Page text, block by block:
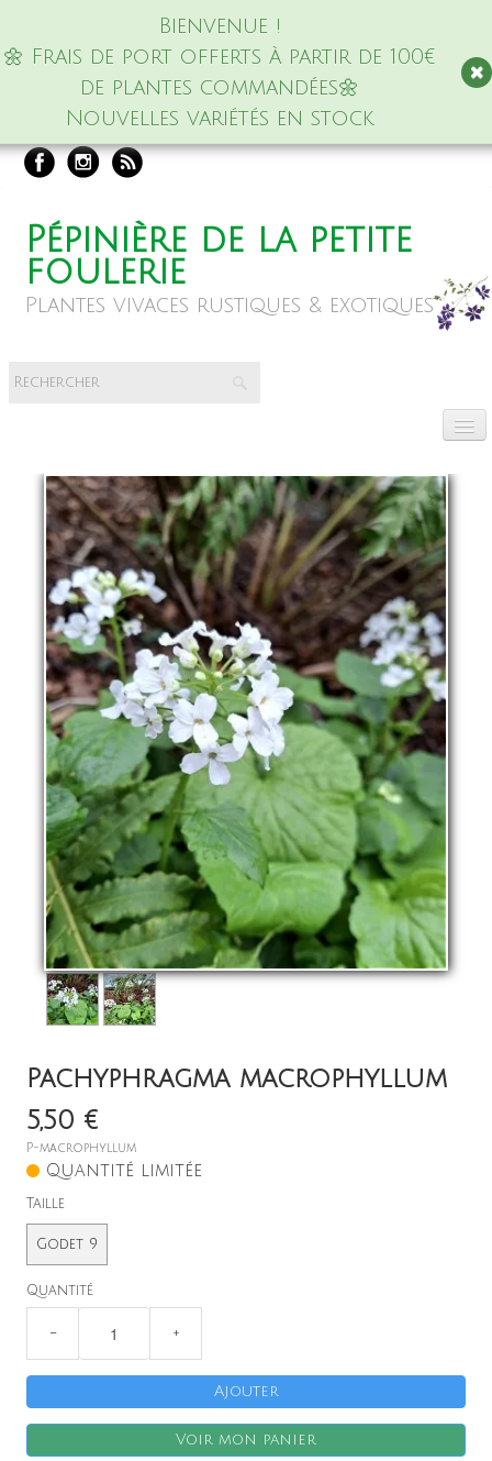
Bienvenue !
🌼 Frais de port offerts à partir de 100€
de plantes commandées🌼
Nouvelles variétés en stock
Pépinière de la petite
foulerie
Plantes vivaces rustiques & exotiques
La pépinière
Boutique▼
Événements▼
Infos
Avis
Contact
0
Pachyphragma macrophyllum
5,50 €
P-macrophyllum
Quantité limitée
Taille
Godet 9
Quantité
− +
Ajouter
Voir mon panier